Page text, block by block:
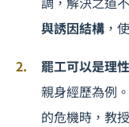
與誘因結構 ，
罷工可以是理
親身經歷為例
的危機時，教